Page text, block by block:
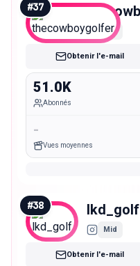
#37
Mid
Obtenir l'e-mail
51.0K
Abonnés
-
Vues moyennes
#38 lkd_golf
Mid
Obtenir l'e-mail